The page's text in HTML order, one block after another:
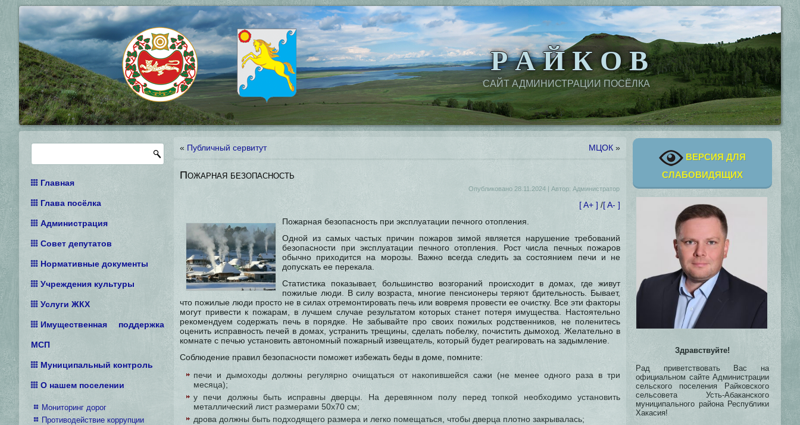
Р А Й К О В
САЙТ АДМИНИСТРАЦИИ ПОСЁЛКА
Главная
Глава посёлка
Администрация
Совет депутатов
Нормативные документы
Учреждения культуры
Услуги ЖКХ
Имущественная поддержка
МСП
Муниципальный контроль
О нашем поселении
Мониторинг дорог
Противодействие коррупции
« Публичный сервитут МЦОК »
Пожарная безопасность
Опубликовано 28.11.2024 | Автор: Администратор
[ A+ ] /[ A- ]
Пожарная безопасность при эксплуатации печного отопления.
Одной из самых частых причин пожаров зимой является нарушение требований
безопасности при эксплуатации печного отопления. Рост числа печных пожаров
обычно приходится на морозы. Важно всегда следить за состоянием печи и не
допускать ее перекала.
Статистика показывает, большинство возгораний происходит в домах, где живут
пожилые люди. В силу возраста, многие пенсионеры теряют бдительность. Бывает,
что пожилые люди просто не в силах отремонтировать печь или вовремя провести ее очистку. Все эти факторы
могут привести к пожарам, в лучшем случае результатом которых станет потеря имущества. Настоятельно
рекомендуем содержать печь в порядке. Не забывайте про своих пожилых родственников, не поленитесь
оценить исправность печей в домах, устранить трещины, сделать побелку, почистить дымоход. Желательно в
комнате с печью установить автономный пожарный извещатель, который будет реагировать на задымление.
Соблюдение правил безопасности поможет избежать беды в доме, помните:
печи и дымоходы должны регулярно очищаться от накопившейся сажи (не менее одного раза в три
месяца);
у печи должны быть исправны дверцы. На деревянном полу перед топкой необходимо установить
металлический лист размерами 50х70 см;
дрова должны быть подходящего размера и легко помещаться, чтобы дверца плотно закрывалась;
ВЕРСИЯ ДЛЯ
СЛАБОВИДЯЩИХ
Здравствуйте!
Рад приветствовать Вас на
официальном сайте Администрации
сельского поселения Райковского
сельсовета Усть-Абаканского
муниципального района Республики
Хакасия!